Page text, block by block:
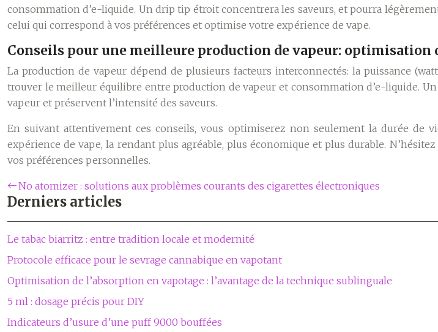
consommation d’e-liquide. Un drip tip étroit concentrera les saveurs, et pourra
celui qui correspond à vos préférences et optimise votre expérience de vape.
Conseils pour une meilleure production de vapeur: optimisation
La production de vapeur dépend de plusieurs facteurs interconnectés: la puissance
trouver le meilleur équilibre entre production de vapeur et consommation d’e-liquide.
vapeur et préservent l’intensité des saveurs.
En suivant attentivement ces conseils, vous optimiserez non seulement la durée de
expérience de vape, la rendant plus agréable, plus économique et plus durable.
vos préférences personnelles.
No atomizer : solutions aux problèmes courants des cigarettes électroniques
Derniers articles
Le tabac biarritz : entre tradition locale et modernité
Protocole efficace pour le sevrage cannabique en vapotant
Optimisation de l’absorption en vapotage : l’avantage de la technique sublinguale
5 ml : dosage précis pour DIY
Indicateurs d’usure d’une puff 9000 bouffées